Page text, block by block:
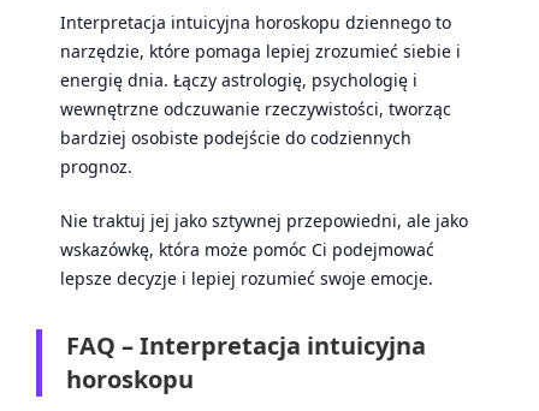
Interpretacja intuicyjna horoskopu dziennego to
narzędzie, które pomaga lepiej zrozumieć siebie i
energię dnia. Łączy astrologię, psychologię i
wewnętrzne odczuwanie rzeczywistości, tworząc
bardziej osobiste podejście do codziennych
prognoz.
Nie traktuj jej jako sztywnej przepowiedni, ale jako
wskazówkę, która może pomóc Ci podejmować
lepsze decyzje i lepiej rozumieć swoje emocje.
FAQ – Interpretacja intuicyjna
horoskopu